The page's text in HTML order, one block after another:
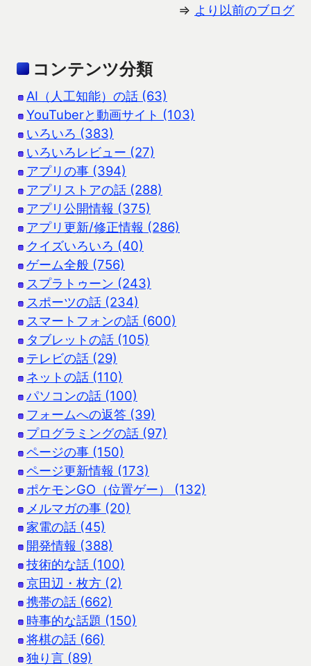
⇒ より以前のブログ
コンテンツ分類
AI（人工知能）の話 (63)
YouTuberと動画サイト (103)
いろいろ (383)
いろいろレビュー (27)
アプリの事 (394)
アプリストアの話 (288)
アプリ公開情報 (375)
アプリ更新/修正情報 (286)
クイズいろいろ (40)
ゲーム全般 (756)
スプラトゥーン (243)
スポーツの話 (234)
スマートフォンの話 (600)
タブレットの話 (105)
テレビの話 (29)
ネットの話 (110)
パソコンの話 (100)
フォームへの返答 (39)
プログラミングの話 (97)
ページの事 (150)
ページ更新情報 (173)
ポケモンGO（位置ゲー） (132)
メルマガの事 (20)
家電の話 (45)
開発情報 (388)
技術的な話 (100)
京田辺・枚方 (2)
携帯の話 (662)
時事的な話題 (150)
将棋の話 (66)
独り言 (89)